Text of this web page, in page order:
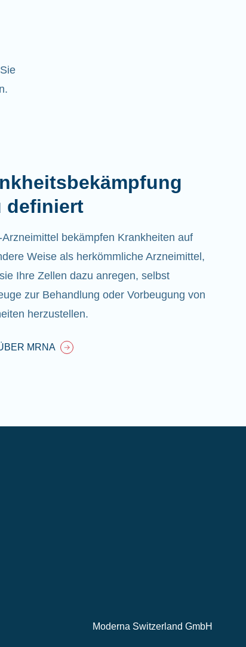
definiert
Arzneimittel bekämpfen Krankheiten auf
Weise als herkömmliche Arzneimittel,
Ihre Zellen dazu anregen, selbst
zur Behandlung oder Vorbeugung von
herzustellen.
MRNA
Moderna Switzerland GmbH